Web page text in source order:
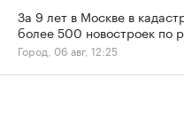
За 9 лет в Москве в
более 500 новостроек по
Город, 06 авг, 12:25